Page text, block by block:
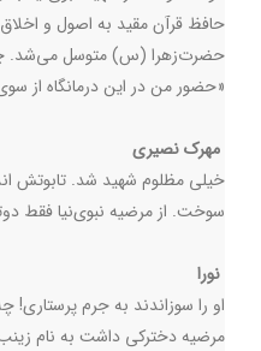
حافظ قرآن مقید به اصول و
حضرت‌زهرا (س) متوسل می‌شد.
«حضور من در این درمانگاه
مهرک نصیری
خیلی مظلوم شهید شد. تابوتش
سوخت. از مرضیه نبوی‌نیا فقط
نورا
او را سوزاندند به جرم پرستاری!
مرضیه دخترکی داشت به نام